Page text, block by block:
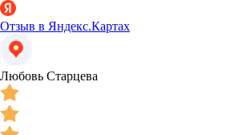
Отзыв в Яндекс.Картах
Любовь Старцева